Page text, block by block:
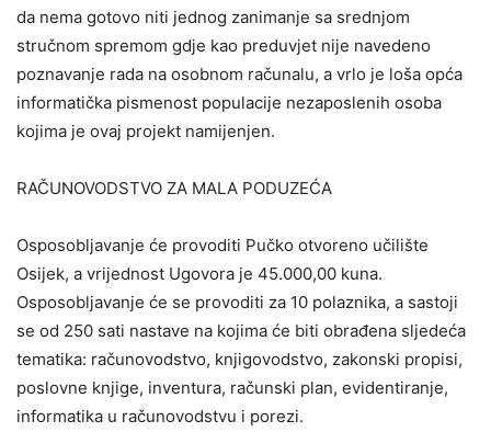
da nema gotovo niti jednog zanimanje sa srednjom
stručnom spremom gdje kao preduvjet nije navedeno
poznavanje rada na osobnom računalu, a vrlo je loša opća
informatička pismenost populacije nezaposlenih osoba
kojima je ovaj projekt namijenjen.
RAČUNOVODSTVO ZA MALA PODUZEĆA
Osposobljavanje će provoditi Pučko otvoreno učilište
Osijek, a vrijednost Ugovora je 45.000,00 kuna.
Osposobljavanje će se provoditi za 10 polaznika, a sastoji
se od 250 sati nastave na kojima će biti obrađena sljedeća
tematika: računovodstvo, knjigovodstvo, zakonski propisi,
poslovne knjige, inventura, računski plan, evidentiranje,
informatika u računovodstvu i porezi.